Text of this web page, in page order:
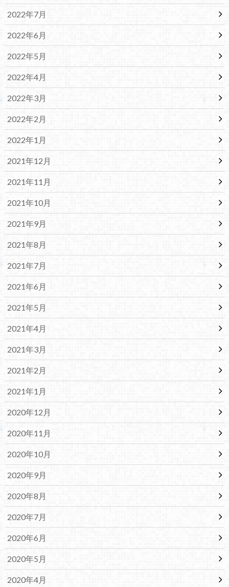
2022年7月
2022年6月
2022年5月
2022年4月
2022年3月
2022年2月
2022年1月
2021年12月
2021年11月
2021年10月
2021年9月
2021年8月
2021年7月
2021年6月
2021年5月
2021年4月
2021年3月
2021年2月
2021年1月
2020年12月
2020年11月
2020年10月
2020年9月
2020年8月
2020年7月
2020年6月
2020年5月
2020年4月